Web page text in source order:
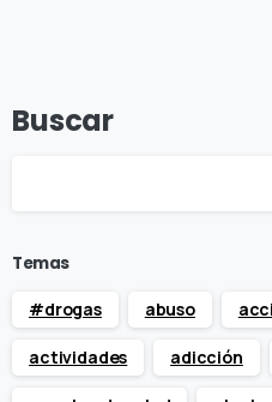
Buscar
Temas
#drogas
abuso
actividades adicción